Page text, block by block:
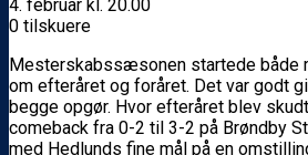
4. februar kl. 20.00
0 tilskuere
Mesterskabssæsonen startede både
om efteråret og foråret. Det var godt
begge opgør. Hvor efteråret blev
comeback fra 0-2 til 3-2 på Brøndby
med Hedlunds fine mål på en